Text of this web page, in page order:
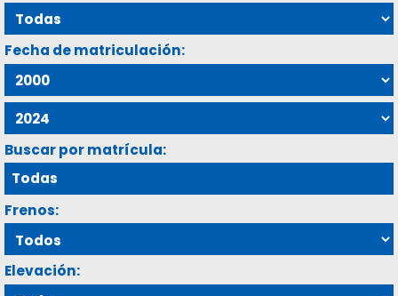
Fecha de matriculación:
Buscar por matrícula:
Frenos:
Elevación: